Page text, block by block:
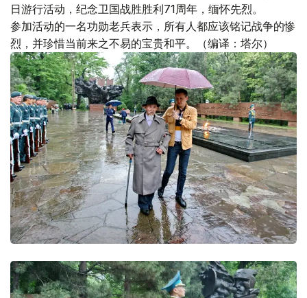
日游行活动，纪念卫国战胜胜利71周年，缅怀先烈。
参加活动的一名功勋老兵表示，所有人都应该铭记战争的惨
烈，并珍惜当前来之不易的宝贵和平。（编译：塔尔）